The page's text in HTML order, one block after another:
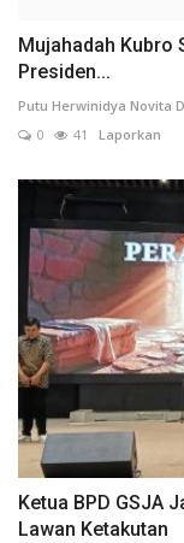
Mujahadah Kubro
Presiden...
Putu Herwinidya Novita
0
41 Laporkan
Ketua BPD GSJA
Lawan Ketakutan